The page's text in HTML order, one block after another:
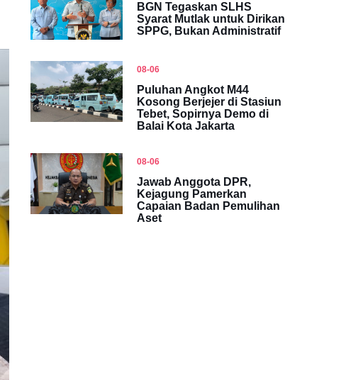
BGN Tegaskan SLHS
Syarat Mutlak untuk Dirikan
SPPG, Bukan Administratif
08-06
Puluhan Angkot M44
Kosong Berjejer di Stasiun
Tebet, Sopirnya Demo di
Balai Kota Jakarta
08-06
Jawab Anggota DPR,
Kejagung Pamerkan
Capaian Badan Pemulihan
Aset